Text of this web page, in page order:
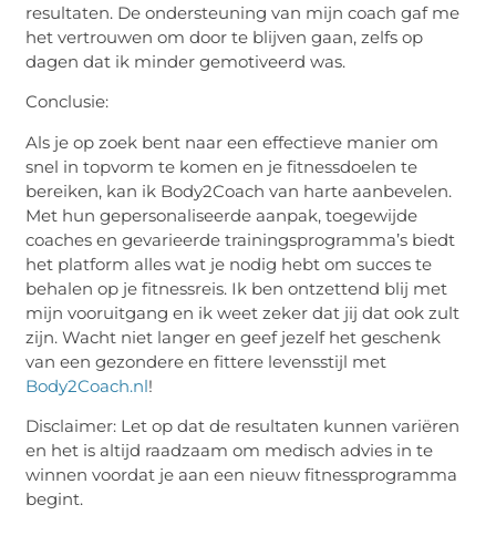
resultaten. De ondersteuning van mijn coach gaf me
het vertrouwen om door te blijven gaan, zelfs op
dagen dat ik minder gemotiveerd was.
Conclusie:
Als je op zoek bent naar een effectieve manier om
snel in topvorm te komen en je fitnessdoelen te
bereiken, kan ik Body2Coach van harte aanbevelen.
Met hun gepersonaliseerde aanpak, toegewijde
coaches en gevarieerde trainingsprogramma’s biedt
het platform alles wat je nodig hebt om succes te
behalen op je fitnessreis. Ik ben ontzettend blij met
mijn vooruitgang en ik weet zeker dat jij dat ook zult
zijn. Wacht niet langer en geef jezelf het geschenk
van een gezondere en fittere levensstijl met
Body2Coach.nl!
Disclaimer: Let op dat de resultaten kunnen variëren
en het is altijd raadzaam om medisch advies in te
winnen voordat je aan een nieuw fitnessprogramma
begint.